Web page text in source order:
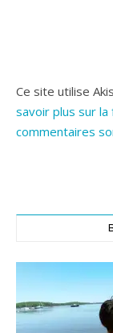
Ce site utilise
savoir plus sur
commentaires